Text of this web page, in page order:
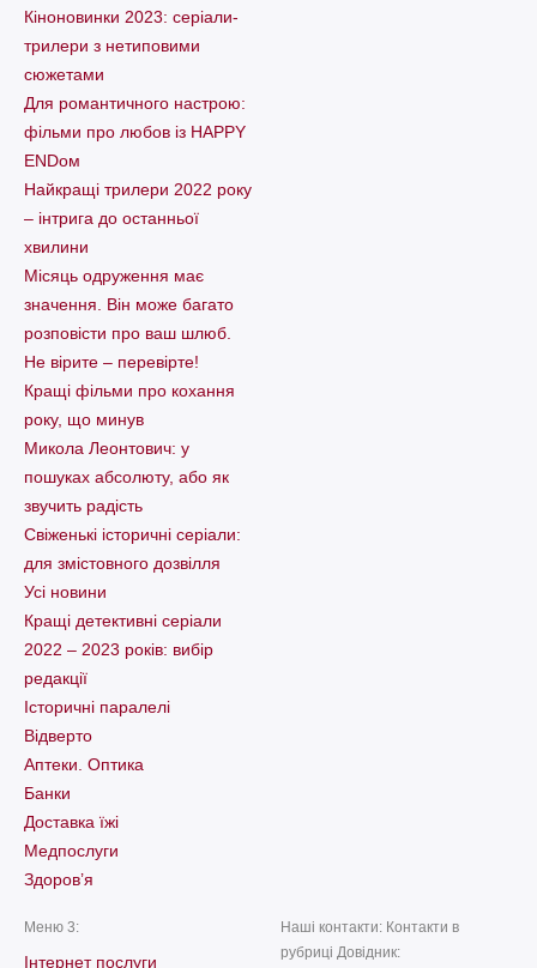
Кіноновинки 2023: серіали-
трилери з нетиповими
сюжетами
Для романтичного настрою:
фільми про любов із HAPPY
ENDом
Найкращі трилери 2022 року
– інтрига до останньої
хвилини
Місяць одруження має
значення. Він може багато
розповісти про ваш шлюб.
Не вірите – перевірте!
Кращі фільми про кохання
року, що минув
Микола Леонтович: у
пошуках абсолюту, або як
звучить радість
Свіженькі історичні серіали:
для змістовного дозвілля
Усі новини
Кращі детективні серіали
2022 – 2023 років: вибір
редакції
Історичні паралелі
Відверто
Аптеки. Оптика
Банки
Доставка їжі
Медпослуги
Здоров’я
Меню 3:
Інтернет послуги
Наші контакти: Контакти в
рубриці Довідник: